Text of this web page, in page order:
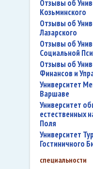
Отзывы об Университете
Козьминского
Отзывы об Университете
Лазарского
Отзывы об Университете
Социальной
Отзывы об Университете
Финансов и
Университет Менеджмента в
Варшаве
Университет общественно-
естественных
Поля
Университет Туризма и
Гостиничного
специальности